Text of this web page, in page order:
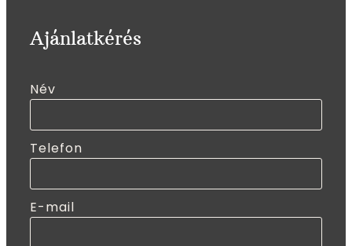
Ajánlatkérés
Név
Telefon
E-mail